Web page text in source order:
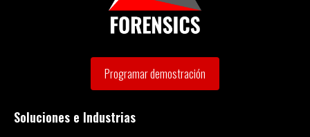
Soluciones e Industrias
Programar demostración